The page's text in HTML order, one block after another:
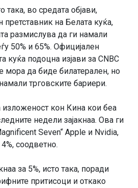
така, во средата објави,
претставник на Белата куќа,
размислува да ги намали
50% и 65%. Официјален
куќа подоцна изјави за CNBC
мора да биде билатерален, но
трговските бариери.
кон Кина кои беа
недели зајакнаа. Ова ги
Seven“ Apple и Nvidia,
соодветно.
за 5%, исто така, поради
притисоци и откако